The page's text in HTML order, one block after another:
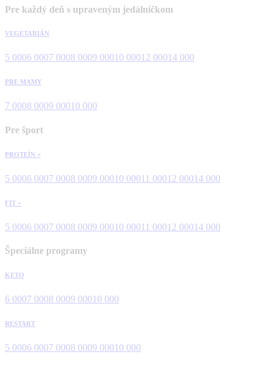
Pre každý deň s upraveným jedálničkom
VEGETARIÁN
5 0006 0007 0008 0009 00010 00012 00014 000
PRE MAMY
7 0008 0009 00010 000
Pre šport
PROTEÍN +
5 0006 0007 0008 0009 00010 00011 00012 00014 000
FIT +
5 0006 0007 0008 0009 00010 00011 00012 00014 000
Špeciálne programy
KETO
6 0007 0008 0009 00010 000
RESTART
5 0006 0007 0008 0009 00010 000